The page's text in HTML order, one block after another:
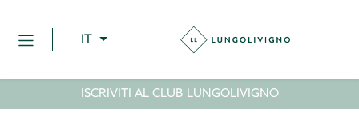
IT
ISCRIVITI AL CLUB LUNGOLIVIGNO